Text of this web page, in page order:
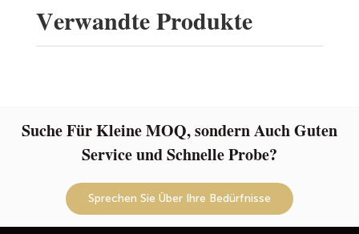
Verwandte Produkte
Suche Für Kleine MOQ, sondern Auch Guten
Service und Schnelle Probe?
Sprechen Sie Über Ihre Bedürfnisse